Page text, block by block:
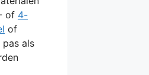
of 4-
of
als